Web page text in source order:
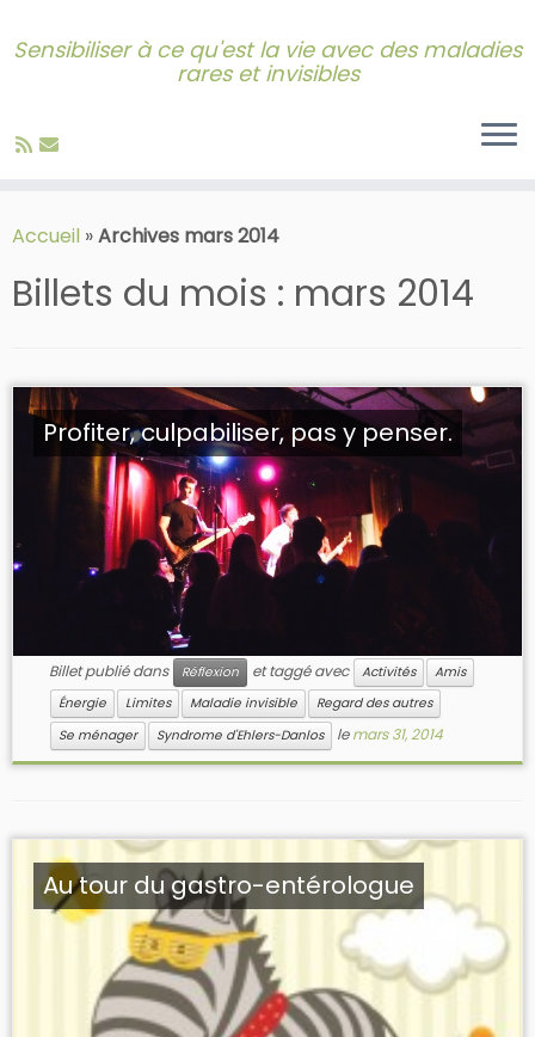
to
Sensibiliser à ce qu'est la vie avec des maladies
rares et invisibles
Accueil »Archives mars 2014
Billets du mois : mars 2014
Profiter, culpabiliser, pas y penser.
Billet publié dans Réflexion et taggé avec Activités
Amis
Énergie
Limites Maladie invisible
Regard des autres
Se ménager
Syndrome d'Ehlers-Danlos lemars 31, 2014
Au tour du gastro-entérologue